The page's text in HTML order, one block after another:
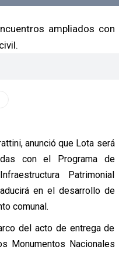
ampliados con
anunció que Lota será
con el Programa de
Patrimonial
en el desarrollo de
comunal.
del acto de entrega de
Monumentos Nacionales